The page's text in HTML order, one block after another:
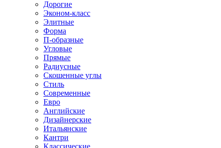
Дорогие
Эконом-класс
Элитные
Форма
П-образные
Угловые
Прямые
Радиусные
Скошенные углы
Стиль
Современные
Евро
Английские
Дизайнерские
Итальянские
Кантри
Классические